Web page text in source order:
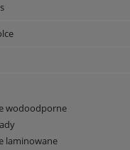
wodoodporne
laminowane